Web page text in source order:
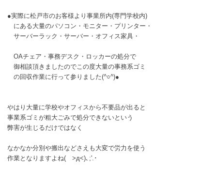
●実際に松戸市のお客様より事業所内(専門学校内)
にある大量のパソコン・モニター・プリンター・
サーバーラック・サーバー・オフィス家具・
OAチェア・事務デスク・ロッカーの処分で
御相談頂きましたのでこの度大量の事務系ゴミ
の回収作業に行って参りました(^○^)●
やはり大量に学校やオフィスから不要品が出ると
事業系ゴミが粗大ごみで処分できないという
弊害が生じるだけではなく
なかなか分別や搬出などさえも大変で労力を使う
作業となりますよね( >д<)､;'.･